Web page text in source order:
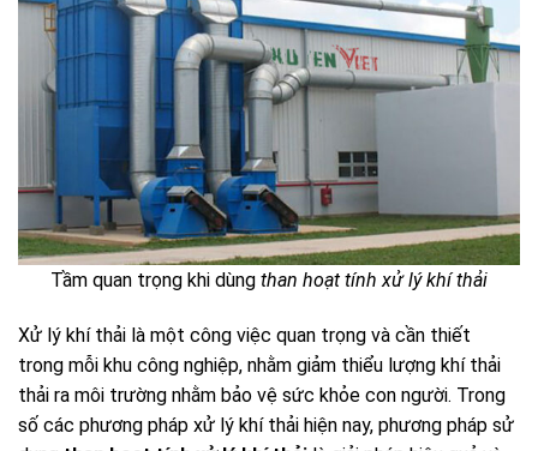
Tầm quan trọng khi dùng than hoạt tính xử lý khí thải
Xử lý khí thải là một công việc quan trọng và cần thiết
trong mỗi khu công nghiệp, nhằm giảm thiểu lượng khí thải
thải ra môi trường nhằm bảo vệ sức khỏe con người. Trong
số các phương pháp xử lý khí thải hiện nay, phương pháp sử